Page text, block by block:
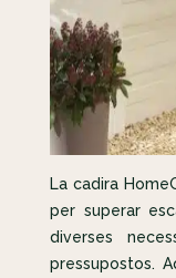
La cadira
per superar
diverses
pressupostos.